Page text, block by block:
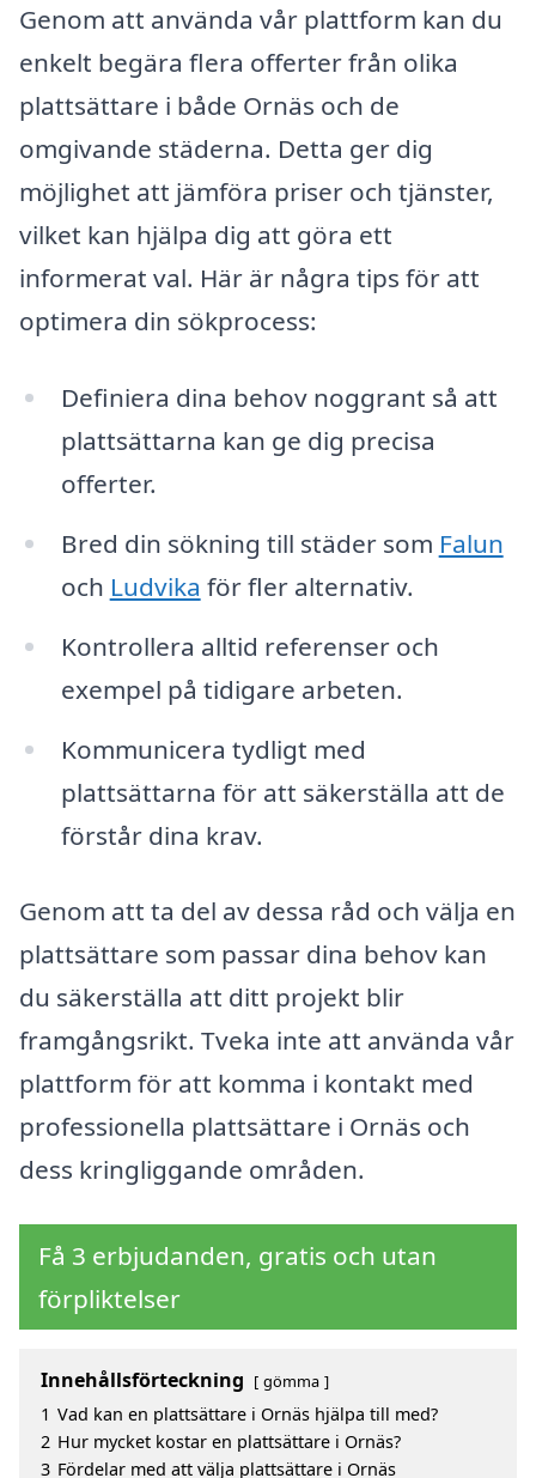
Genom att använda vår plattform kan du
enkelt begära flera offerter från olika
plattsättare i både Ornäs och de
omgivande städerna. Detta ger dig
möjlighet att jämföra priser och tjänster,
vilket kan hjälpa dig att göra ett
informerat val. Här är några tips för att
optimera din sökprocess:
Definiera dina behov noggrant så att
plattsättarna kan ge dig precisa
offerter.
Bred din sökning till städer som Falun
och Ludvika för fler alternativ.
Kontrollera alltid referenser och
exempel på tidigare arbeten.
Kommunicera tydligt med
plattsättarna för att säkerställa att de
förstår dina krav.
Genom att ta del av dessa råd och välja en
plattsättare som passar dina behov kan
du säkerställa att ditt projekt blir
framgångsrikt. Tveka inte att använda vår
plattform för att komma i kontakt med
professionella plattsättare i Ornäs och
dess kringliggande områden.
Få 3 erbjudanden, gratis och utan
förpliktelser
Innehållsförteckning gömma
1 Vad kan en plattsättare i Ornäs hjälpa till med?
2 Hur mycket kostar en plattsättare i Ornäs?
3 Fördelar med att välja plattsättare i Ornäs